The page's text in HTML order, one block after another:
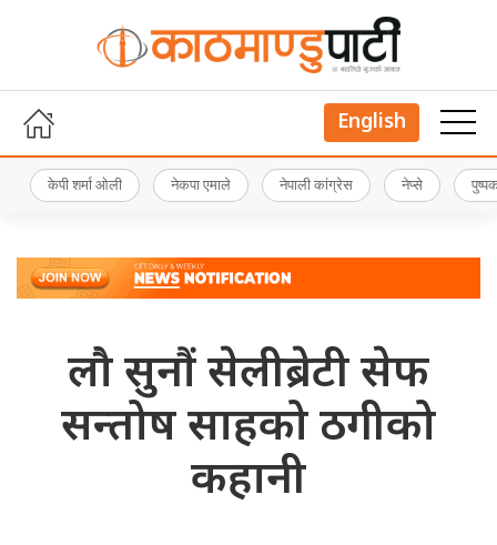
English
केपी शर्मा ओली नेकपा एमाले नेपाली कांग्रेस नेप्से
लौ सुनौं सेलीब्रेटी सेफ
सन्तोष साहको ठगीको
कहानी